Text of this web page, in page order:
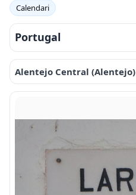
Calendari
Portugal
Alentejo Central (Alentejo)